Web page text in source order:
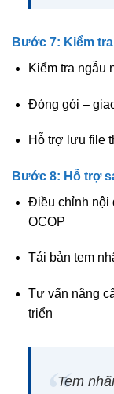
Bước 7: Kiểm
Kiểm tra ngẫu
Đóng gói –
Hỗ trợ lưu file
Bước 8: Hỗ trợ
Điều chỉnh nội
OCOP
Tái bản tem
Tư vấn nâng
triển
Tem